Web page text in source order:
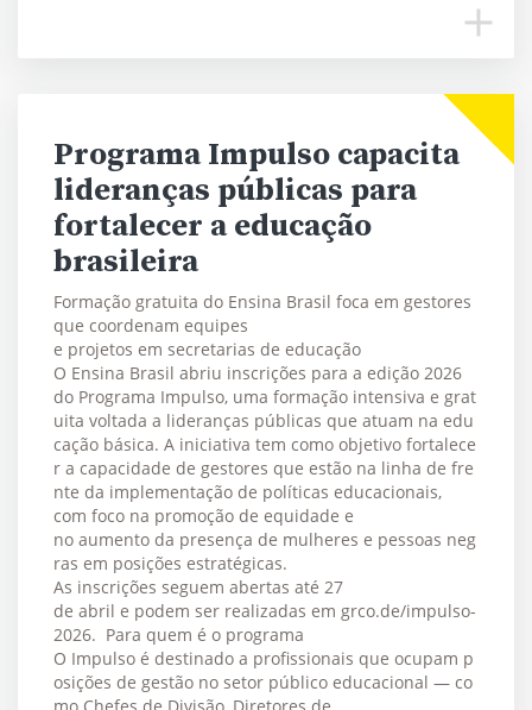
Programa Impulso capacita
lideranças públicas para
fortalecer a educação
brasileira
Formação gratuita do Ensina Brasil foca em gestores
que coordenam equipes
e projetos em secretarias de educação
O Ensina Brasil abriu inscrições para a edição 2026
do Programa Impulso, uma formação intensiva e grat
uita voltada a lideranças públicas que atuam na edu
cação básica. A iniciativa tem como objetivo fortalece
r a capacidade de gestores que estão na linha de fre
nte da implementação de políticas educacionais,
com foco na promoção de equidade e
no aumento da presença de mulheres e pessoas neg
ras em posições estratégicas.
As inscrições seguem abertas até 27
de abril e podem ser realizadas em grco.de/impulso-
2026. Para quem é o programa
O Impulso é destinado a profissionais que ocupam p
osições de gestão no setor público educacional — co
mo Chefes de Divisão, Diretores de